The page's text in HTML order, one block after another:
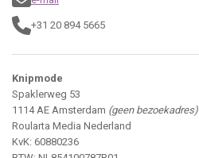
+31 20 894 5665
Knipmode
Spaklerweg 53
1114 AE Amsterdam (geen bezoekadres)
Roularta Media Nederland
KvK: 60880236